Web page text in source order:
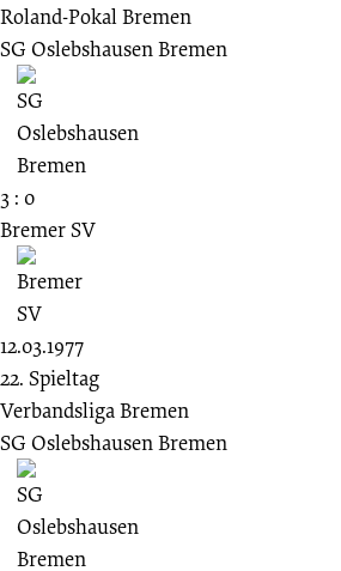
Roland-Pokal Bremen
SG Oslebshausen Bremen
3 : 0
Bremer SV
12.03.1977
22. Spieltag
Verbandsliga Bremen
SG Oslebshausen Bremen